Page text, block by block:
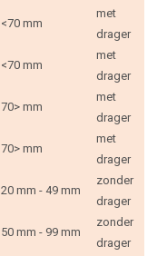
<70 mm
met
drager
<70 mm
met
drager
70> mm
met
drager
70> mm
met
drager
20 mm - 49 mm
zonder
drager
50 mm - 99 mm
zonder
drager